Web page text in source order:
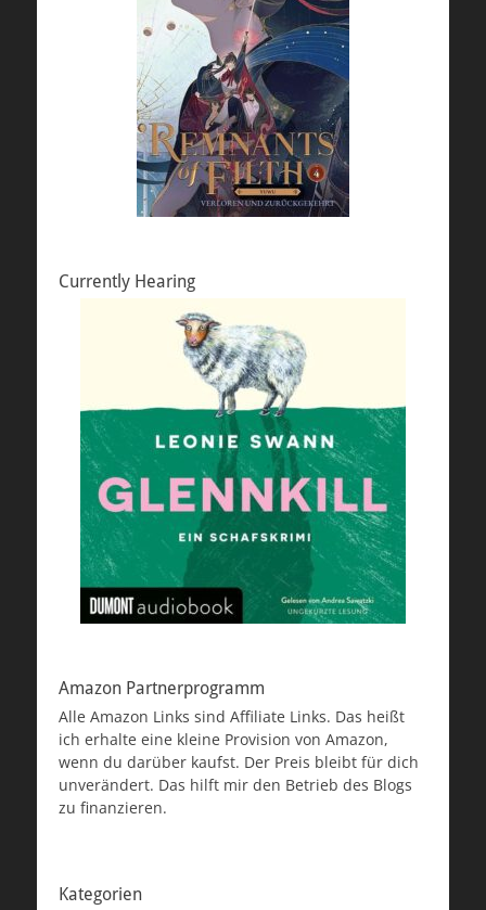
Currently Hearing
Amazon Partnerprogramm
Alle Amazon Links sind Affiliate Links. Das heißt
ich erhalte eine kleine Provision von Amazon,
wenn du darüber kaufst. Der Preis bleibt für dich
unverändert. Das hilft mir den Betrieb des Blogs
zu finanzieren.
Kategorien